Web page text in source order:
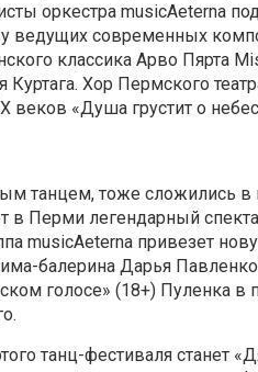
оркестра musicAeterna
ведущих современных
классика Арво Пярта
Хор Пермского
веков «Душа грустит о
танцем, тоже сложились в
в Перми легендарный
musicAeterna привезет
балерина Дарья
голосе» (18+) Пуленка в
танц-фестиваля станет